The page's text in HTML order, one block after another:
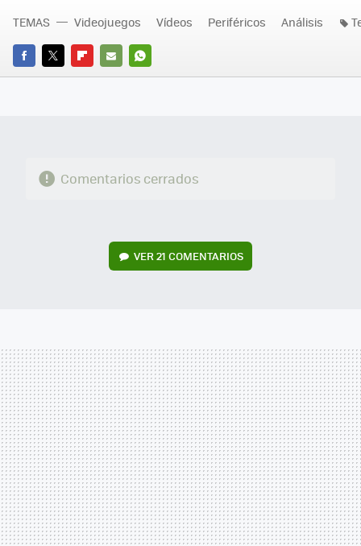
FACEBOOK
TWITTERFLIPBOARD
E-
WHATSAPP
TEMAS Videojuegos Vídeos Periféricos Análisis
Comentarios cerrados
VER21 COMENTARIOS